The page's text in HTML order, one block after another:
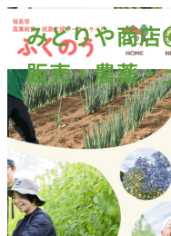
みどりや商
販売・農薬・